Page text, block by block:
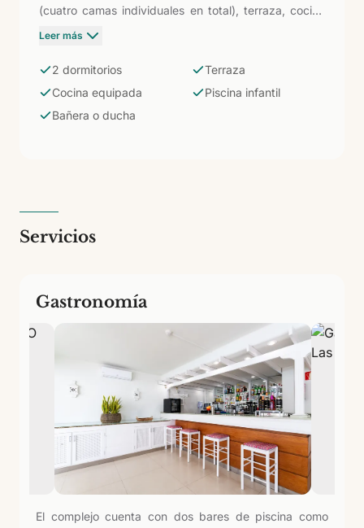
(cuatro camas individuales en total), terraza, cocina
totalmente equipada y baño con bañera o ducha.
con zona infantil en ambas ubicaciones. Diseñado
personas que necesitan espacio real para descansar
y organizar el día a su ritmo.
Leer más
2 dormitorios
Terraza
Cocina equipada
Piscina infantil
Bañera o ducha
Servicios
Gastronomía
El complejo cuenta con dos bares de piscina como